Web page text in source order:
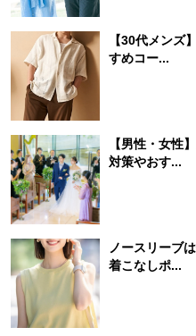
【30代メンズ
すめコー...
【男性・女性
対策やおす...
ノースリーブ
着こなしポ...